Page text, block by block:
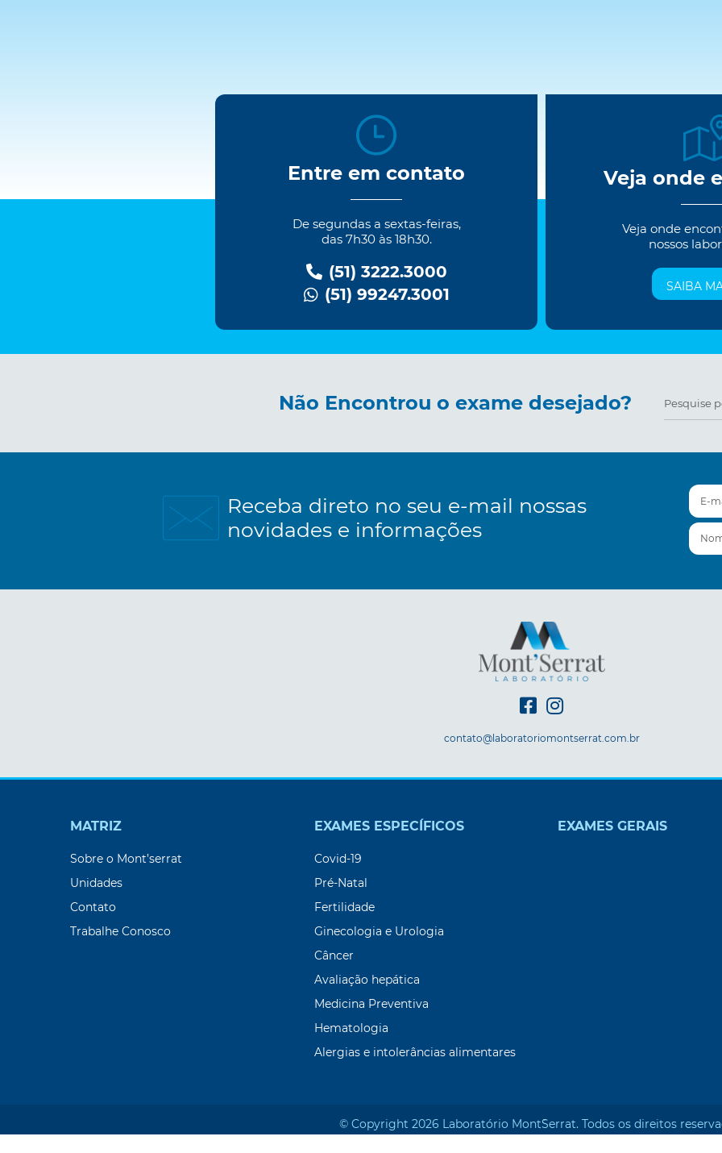
Entre em contato
De segundas a sextas-feiras,
das 7h30 às 18h30.
(51) 3222.3000
(51) 99247.3001
Veja onde
Veja onde
nossos
SAIBA
Não Encontrou o exame desejado?
Receba direto no seu e-mail nossas
novidades e informações
E-mail
Nome
contato@laboratoriomontserrat.com.br
MATRIZ
Sobre o Mont’serrat
Unidades
Contato
Trabalhe Conosco
EXAMES ESPECÍFICOS
Covid-19
Pré-Natal
Fertilidade
Ginecologia e Urologia
Câncer
Avaliação hepática
Medicina Preventiva
Hematologia
Alergias e intolerâncias alimentares
EXAMES GERAIS
© Copyright 2026 Laboratório Mont`Serrat. Todos os direitos